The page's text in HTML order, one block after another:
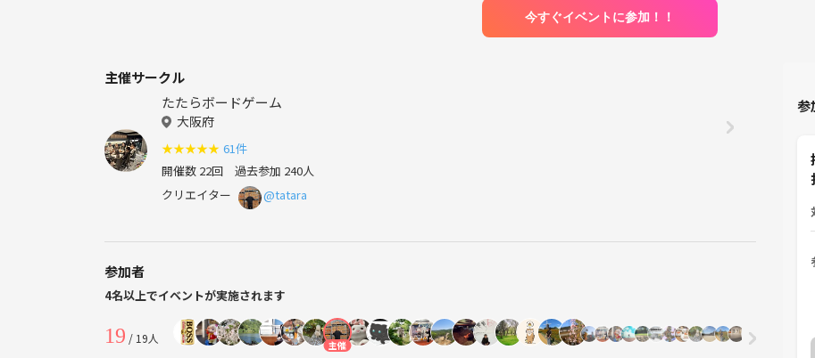
今すぐイベントに参加！！
主催サークル
たたらボードゲーム
大阪府
★★★★★ 61件
開催数 22回 過去参加 240人
クリエイター
@tatara
参加者
4名以上でイベントが実施されます
19 / 19人 主催
参